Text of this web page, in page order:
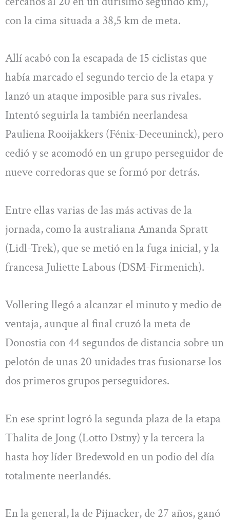
con la cima situada a 38,5 km de meta.
Allí acabó con la escapada de 15 ciclistas que
había marcado el segundo tercio de la etapa y
lanzó un ataque imposible para sus rivales.
Intentó seguirla la también neerlandesa
Pauliena Rooijakkers (Fénix-Deceuninck), pero
cedió y se acomodó en un grupo perseguidor de
nueve corredoras que se formó por detrás.
Entre ellas varias de las más activas de la
jornada, como la australiana Amanda Spratt
(Lidl-Trek), que se metió en la fuga inicial, y la
francesa Juliette Labous (DSM-Firmenich).
Vollering llegó a alcanzar el minuto y medio de
ventaja, aunque al final cruzó la meta de
Donostia con 44 segundos de distancia sobre un
pelotón de unas 20 unidades tras fusionarse los
dos primeros grupos perseguidores.
En ese sprint logró la segunda plaza de la etapa
Thalita de Jong (Lotto Dstny) y la tercera la
hasta hoy líder Bredewold en un podio del día
totalmente neerlandés.
En la general, la de Pijnacker, de 27 años, ganó